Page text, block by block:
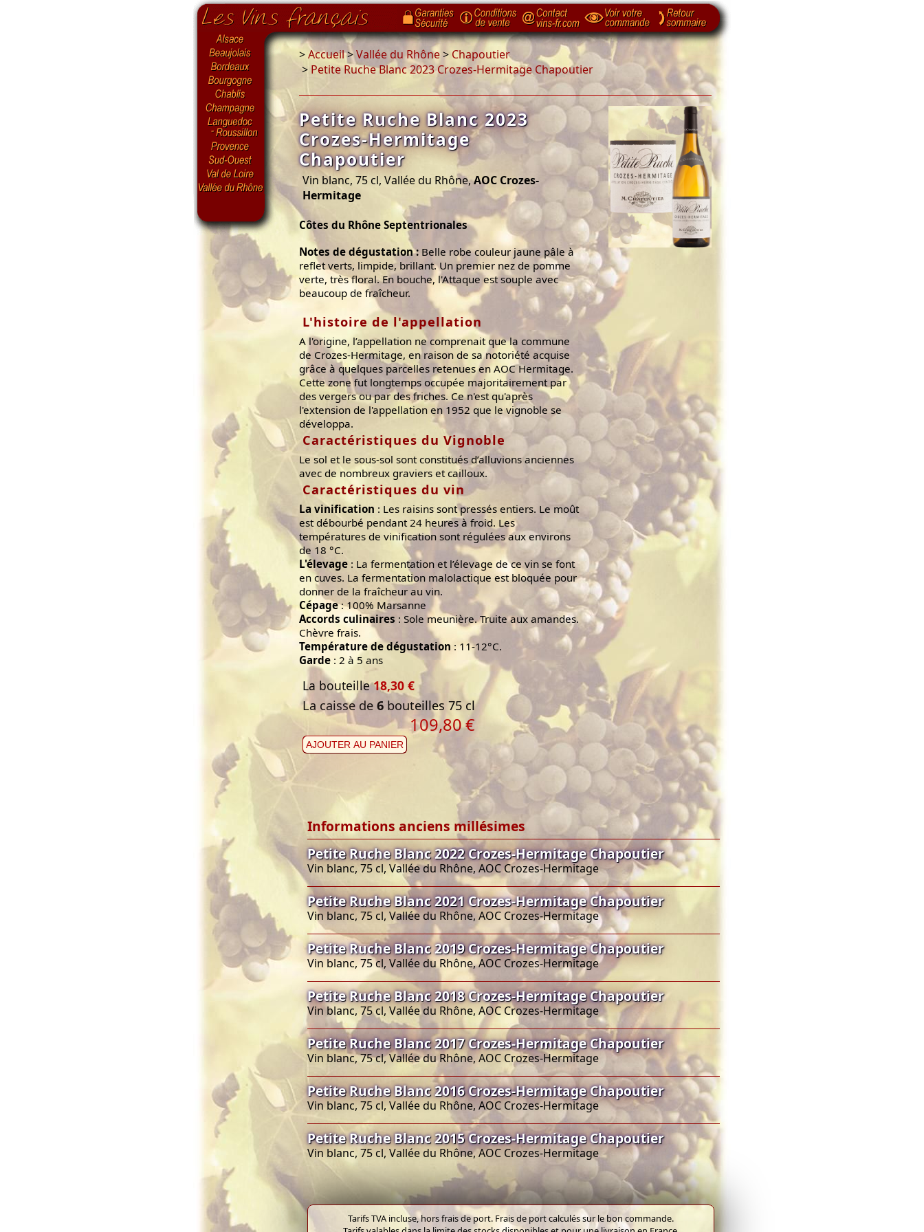
>Accueil>Vallée du Rhône> Chapoutier
> Petite Ruche Blanc 2023 Crozes-Hermitage Chapoutier
Petite Ruche Blanc 2023
Crozes-Hermitage
Chapoutier
Vin blanc, 75 cl, Vallée du Rhône,AOC Crozes-
Hermitage
Côtes du Rhône Septentrionales
Notes de dégustation : Belle robe couleur jaune pâle à
reflet verts, limpide, brillant. Un premier nez de pomme
verte, très floral. En bouche, l'Attaque est souple avec
beaucoup de fraîcheur.
L'histoire de l'appellation
A l'origine, l’appellation ne comprenait que la commune
de Crozes-Hermitage, en raison de sa notoriété acquise
grâce à quelques parcelles retenues en AOC Hermitage.
Cette zone fut longtemps occupée majoritairement par
des vergers ou par des friches. Ce n'est qu'après
l'extension de l'appellation en 1952 que le vignoble se
développa.
Caractéristiques du Vignoble
Le sol et le sous-sol sont constitués d’alluvions anciennes
avec de nombreux graviers et cailloux.
Caractéristiques du vin
La vinification : Les raisins sont pressés entiers. Le moût
est débourbé pendant 24 heures à froid. Les
températures de vinification sont régulées aux environs
de 18 °C.
L'élevage : La fermentation et l’élevage de ce vin se font
en cuves. La fermentation malolactique est bloquée pour
donner de la fraîcheur au vin.
Cépage: 100% Marsanne
Accords culinaires : Sole meunière. Truite aux amandes.
Chèvre frais.
Température de dégustation : 11-12°C.
Garde : 2 à 5 ans
La bouteille18,30 €
La caisse de 6 bouteilles 75 cl
109,80€
AJOUTER AU PANIER
Informations anciens millésimes
Petite Ruche Blanc 2022 Crozes-Hermitage Chapoutier
Vin blanc, 75 cl, Vallée du Rhône, AOC Crozes-Hermitage
Petite Ruche Blanc 2021 Crozes-Hermitage Chapoutier
Vin blanc, 75 cl, Vallée du Rhône, AOC Crozes-Hermitage
Petite Ruche Blanc 2019 Crozes-Hermitage Chapoutier
Vin blanc, 75 cl, Vallée du Rhône, AOC Crozes-Hermitage
Petite Ruche Blanc 2018 Crozes-Hermitage Chapoutier
Vin blanc, 75 cl, Vallée du Rhône, AOC Crozes-Hermitage
Petite Ruche Blanc 2017 Crozes-Hermitage Chapoutier
Vin blanc, 75 cl, Vallée du Rhône, AOC Crozes-Hermitage
Petite Ruche Blanc 2016 Crozes-Hermitage Chapoutier
Vin blanc, 75 cl, Vallée du Rhône, AOC Crozes-Hermitage
Petite Ruche Blanc 2015 Crozes-Hermitage Chapoutier
Vin blanc, 75 cl, Vallée du Rhône, AOC Crozes-Hermitage
Tarifs TVA incluse, hors frais de port. Frais de port calculés sur le bon commande.